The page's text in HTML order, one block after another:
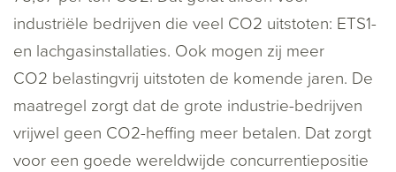
industriële bedrijven die veel CO2 uitstoten: ETS1-
en lachgasinstallaties. Ook mogen zij meer
CO2 belastingvrij uitstoten de komende jaren. De
maatregel zorgt dat de grote industrie-bedrijven
vrijwel geen CO2-heffing meer betalen. Dat zorgt
voor een goede wereldwijde concurrentiepositie